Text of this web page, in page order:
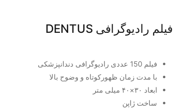
فیلم رادیوگرافی DENTUS
فیلم 150 عددی رادیوگرافی دندانپزشکی
با مدت زمان ظهورکوتاه و وضوح بالا
ابعاد ۳۰×۴۰ میلی متر
ساخت ژاپن